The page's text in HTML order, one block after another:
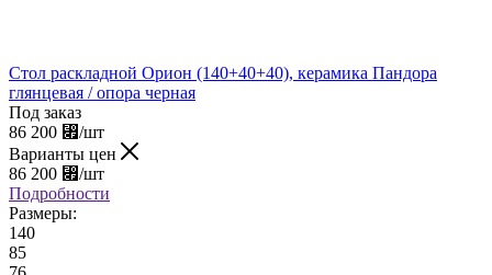
Стол раскладной Орион (140+40+40), керамика Пандора
глянцевая / опора черная
Под заказ
86 200 ⃏/шт
Варианты цен
86 200 ⃏/шт
Подробности
Размеры:
140
85